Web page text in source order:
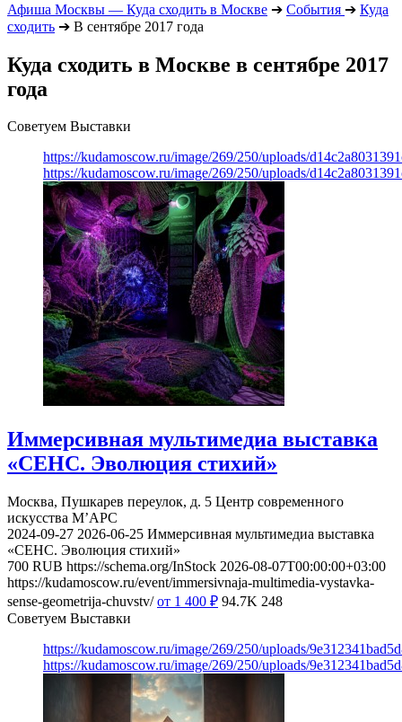
Афиша Москвы — Куда сходить в Москве ➔ События ➔ Куда
сходить ➔ В сентябре 2017 года
Куда сходить в Москве в сентябре 2017
года
Советуем Выставки
https://kudamoscow.ru/image/269/250/uploads/
https://kudamoscow.ru/image/269/250/uploads/
Иммерсивная мультимедиа выставка
«СЕНС. Эволюция стихий»
Москва, Пушкарев переулок, д. 5 Центр современного
искусства М’АРС
2024-09-27 2026-06-25 Иммерсивная мультимедиа выставка
«СЕНС. Эволюция стихий»
700 RUB https://schema.org/InStock 2026-08-07T00:00:00+03:00
https://kudamoscow.ru/event/immersivnaja-multimedia-vystavka-
sense-geometrija-chuvstv/ от 1 400 ₽ 94.7K 248
Советуем Выставки
https://kudamoscow.ru/image/269/250/uploads/
https://kudamoscow.ru/image/269/250/uploads/